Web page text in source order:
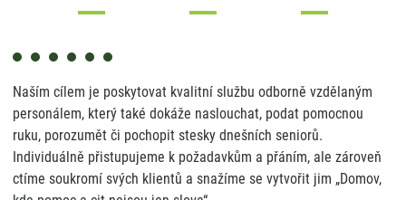
Naším cílem je poskytovat kvalitní službu odborně vzdělaným
personálem, který také dokáže naslouchat, podat pomocnou
ruku, porozumět či pochopit stesky dnešních seniorů.
Individuálně přistupujeme k požadavkům a přáním, ale zároveň
ctíme soukromí svých klientů a snažíme se vytvořit jim „Domov,